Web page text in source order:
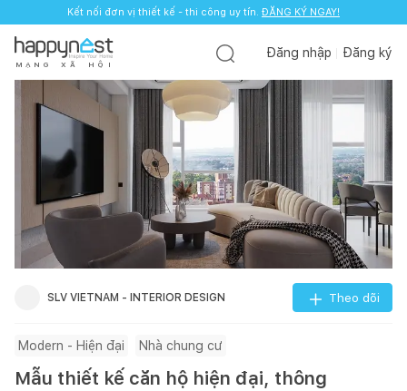
Kết nối đơn vị thiết kế - thi công uy tín. ĐĂNG KÝ NGAY!
M Ạ N G X Ã H Ộ I
Đăng nhập Đăng ký
SLV VIETNAM - INTERIOR DESIGN Theo dõi
Modern - Hiện đại Nhà chung cư
Mẫu thiết kế căn hộ hiện đại, thông